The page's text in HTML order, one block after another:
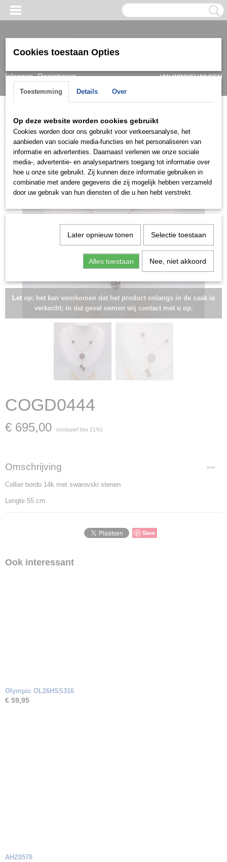
Inloggen Registreren
UW WINKELWAGEN
(0)
Home > Ketting & Collier > Dames> Collier >Collier groot
COGD0444
Let op: het kan voorkomen dat het product onlangs in de zaak is
verkocht; in dat geval nemen wij contact met u op.
COGD0444
€ 695,00 (inclusief btw 21%)
Omschrijving
Collier bordo 14k met swarovski stenen
Lengte 55 cm
Save
Ook interessant
Olympic OL26HSS316
€ 59,95
AHZ0578
Cookies toestaan Opties
Toestemming Details Over
Op deze website worden cookies gebruikt
Cookies worden door ons gebruikt voor verkeersanalyse, het
aanbieden van sociale media-functies en het personaliseren van
informatie en advertenties. Daarnaast verlenen we onze sociale
media-, advertentie- en analysepartners toegang tot informatie over
hoe u onze site gebruikt. Zij kunnen deze informatie gebruiken in
combinatie met andere gegevens die zij mogelijk hebben verzameld
door uw gebruik van hun diensten of die u hen hebt verstrekt.
Later opnieuw tonen Selectie toestaan
Alles toestaan Nee, niet akkoord